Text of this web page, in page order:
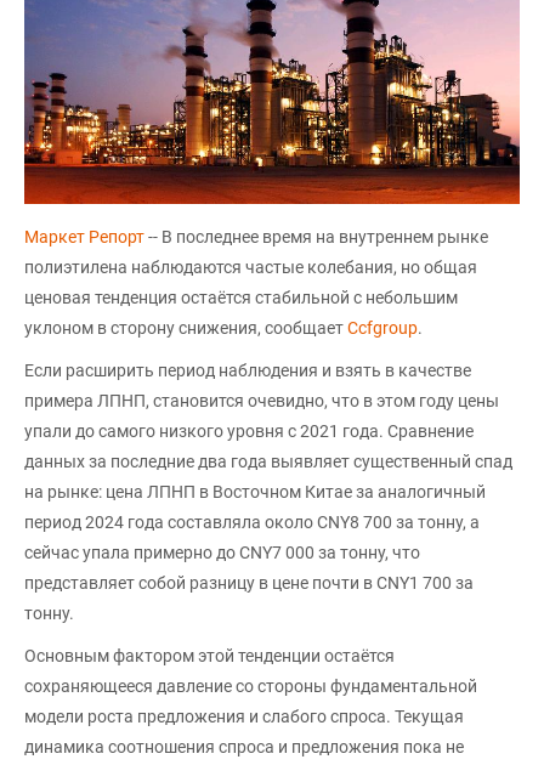
Маркет Репорт-- В последнее время на внутреннем рынке
полиэтилена наблюдаются частые колебания, но общая
ценовая тенденция остаётся стабильной с небольшим
уклоном в сторону снижения, сообщаетСcfgroup.
Если расширить период наблюдения и взять в качестве
примера ЛПНП, становится очевидно, что в этом году цены
упали до самого низкого уровня с 2021 года. Сравнение
данных за последние два года выявляет существенный спад
на рынке: цена ЛПНП в Восточном Китае за аналогичный
период 2024 года составляла около CNY8 700 за тонну, а
сейчас упала примерно до CNY7 000 за тонну, что
представляет собой разницу в цене почти в CNY1 700 за
тонну.
Основным фактором этой тенденции остаётся
сохраняющееся давление со стороны фундаментальной
модели роста предложения и слабого спроса. Текущая
динамика соотношения спроса и предложения пока не